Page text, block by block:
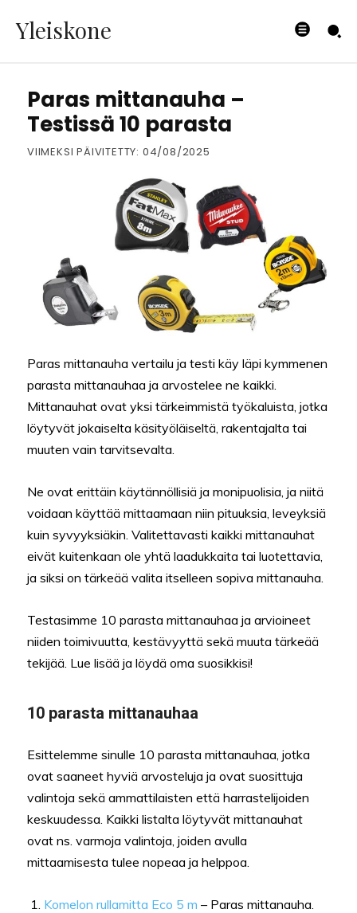
Yleiskone
TYÖKALUT
Paras mittanauha –
Testissä 10 parasta
VIIMEKSI PÄIVITETTY: 04/08/2025
Paras mittanauha vertailu ja testi käy läpi kymmenen
parasta mittanauhaa ja arvostelee ne kaikki.
Mittanauhat ovat yksi tärkeimmistä työkaluista, jotka
löytyvät jokaiselta käsityöläiseltä, rakentajalta tai
muuten vain tarvitsevalta.
Ne ovat erittäin käytännöllisiä ja monipuolisia, ja niitä
voidaan käyttää mittaamaan niin pituuksia, leveyksiä
kuin syvyyksiäkin. Valitettavasti kaikki mittanauhat
eivät kuitenkaan ole yhtä laadukkaita tai luotettavia,
ja siksi on tärkeää valita itselleen sopiva mittanauha.
Testasimme 10 parasta mittanauhaa ja arvioineet
niiden toimivuutta, kestävyyttä sekä muuta tärkeää
tekijää. Lue lisää ja löydä oma suosikkisi!
10 parasta mittanauhaa
Esittelemme sinulle 10 parasta mittanauhaa, jotka
ovat saaneet hyviä arvosteluja ja ovat suosittuja
valintoja sekä ammattilaisten että harrastelijoiden
keskuudessa. Kaikki listalta löytyvät mittanauhat
ovat ns. varmoja valintoja, joiden avulla
mittaamisesta tulee nopeaa ja helppoa.
Komelon rullamitta Eco 5 m – Paras mittanauha.